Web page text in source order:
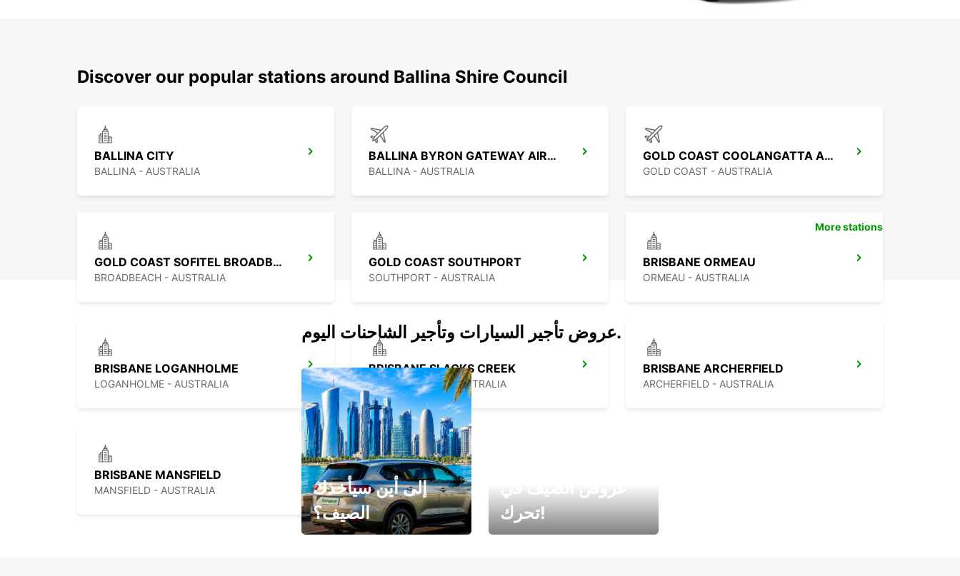
Discover our popular stations around Ballina Shire Council
BALLINA CITY
BALLINA - AUSTRALIA
BALLINA BYRON GATEWAY AIRPORT
BALLINA - AUSTRALIA
GOLD COAST COOLANGATTA AIRPORT
GOLD COAST - AUSTRALIA
GOLD COAST SOFITEL BROADBEACH
BROADBEACH - AUSTRALIA
GOLD COAST SOUTHPORT
SOUTHPORT - AUSTRALIA
BRISBANE ORMEAU
ORMEAU - AUSTRALIA
BRISBANE LOGANHOLME
LOGANHOLME - AUSTRALIA
BRISBANE SLACKS CREEK
SLACKS CREEK - AUSTRALIA
BRISBANE ARCHERFIELD
ARCHERFIELD - AUSTRALIA
BRISBANE MANSFIELD
MANSFIELD - AUSTRALIA
More stations
عروض تأجير السيارات وتأجير الشاحنات اليوم.
إلى أين سيأخذك
الصيف؟
تحرك!